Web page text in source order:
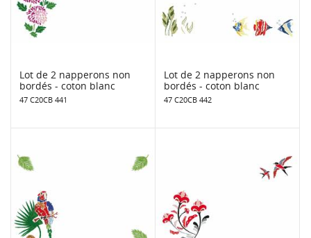
Lot de 2 napperons non
bordés - coton blanc
47 C20CB 441
Lot de 2 napperons non
bordés - coton blanc
47 C20CB 442